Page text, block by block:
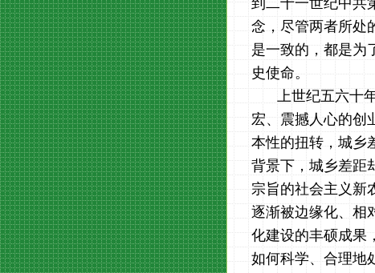
到二十一世纪中共
念，尽管两者所处
是一致的，都是为
史使命。
上世纪五六十
宏、震撼人心的创
本性的扭转，城乡
背景下，城乡差距
宗旨的社会主义新
逐渐被边缘化、相
化建设的丰硕成果
如何科学、合理地